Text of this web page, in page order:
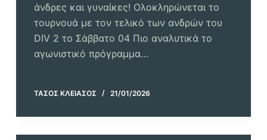
άνδρες και γυναίκες! Ολοκληρώνεται το
τουρνουά με τον τελικό των ανδρών του
DIV 2 το Σάββατο 04 Πιο αναλυτικά το
αγωνιστικό πρόγραμμα…
ΤΆΣΟΣ ΚΛΕΙΆΣΟΣ 21/01/2026